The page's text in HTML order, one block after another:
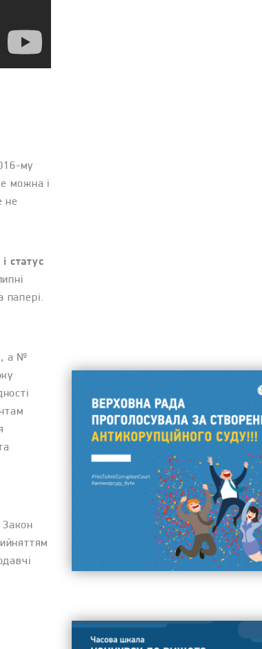
му
можна і
не
статус
папері.
а №